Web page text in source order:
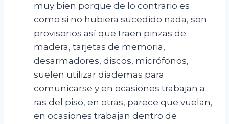
muy bien porque de lo contrario es
como si no hubiera sucedido nada, son
provisorios así que traen pinzas de
madera, tarjetas de memoria,
desarmadores, discos, micrófonos,
suelen utilizar diademas para
comunicarse y en ocasiones trabajan a
ras del piso, en otras, parece que vuelan,
en ocasiones trabajan dentro de